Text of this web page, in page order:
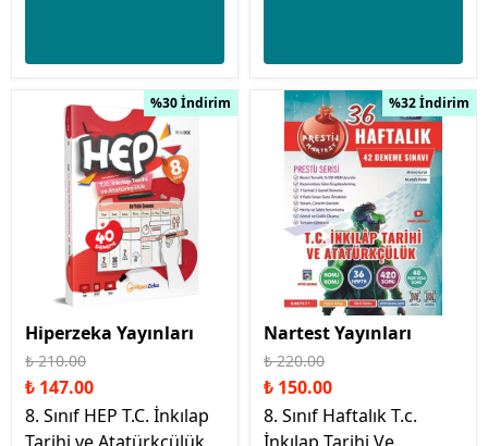
%30 İndirim
Hiperzeka Yayınları
₺ 210.00
₺ 147.00
8. Sınıf HEP T.C. İnkılap
%32 İndirim
Nartest Yayınları
₺ 220.00
₺ 150.00
8. Sınıf Haftalık T.c.